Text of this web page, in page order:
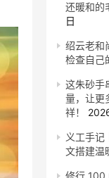
还暖和的
日
绍云老和
检查自己
这朱砂手
量，让更
祥！
义工手记
文搭建温
修行 100